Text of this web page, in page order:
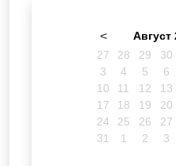
< Август
27 28 29 30
3
4 5 6
10
11 12 13
17
18 19 20
24
25 26 27
31
1 2 3